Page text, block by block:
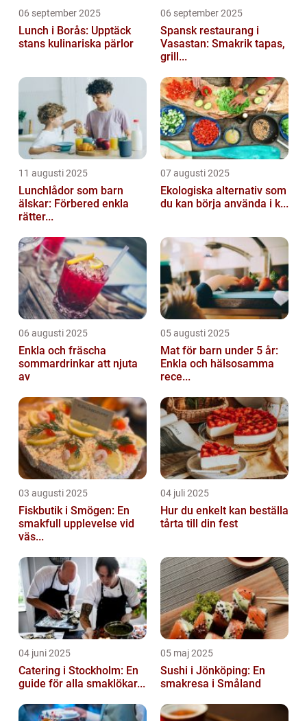
06 september 2025
Lunch i Borås: Upptäck
stans kulinariska pärlor
06 september 2025
Spansk restaurang i
Vasastan: Smakrik tapas,
grill...
11 augusti 2025
Lunchlådor som barn
älskar: Förbered enkla
rätter...
07 augusti 2025
Ekologiska alternativ som
du kan börja använda i k...
06 augusti 2025
Enkla och fräscha
sommardrinkar att njuta
av
05 augusti 2025
Mat för barn under 5 år:
Enkla och hälsosamma
rece...
03 augusti 2025
Fiskbutik i Smögen: En
smakfull upplevelse vid
väs...
04 juli 2025
Hur du enkelt kan beställa
tårta till din fest
04 juni 2025
Catering i Stockholm: En
guide för alla smaklökar...
05 maj 2025
Sushi i Jönköping: En
smakresa i Småland